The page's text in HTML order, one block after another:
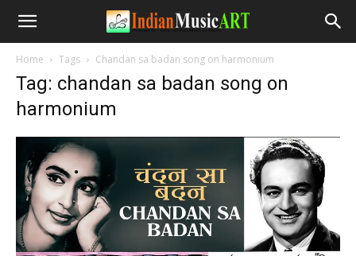
Home Tags Chandan sa badan song on harmonium
Tag: chandan sa badan song on
harmonium